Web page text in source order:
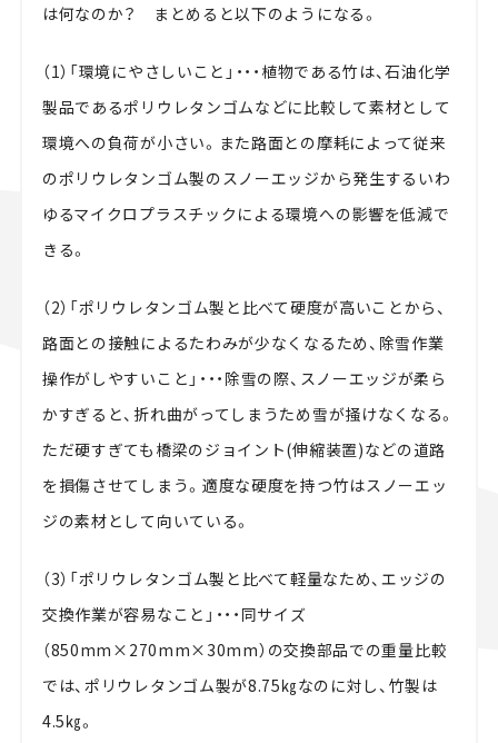
は何なのか？ まとめると以下のようになる。
（1）「環境にやさしいこと」・・・植物である竹は、石油化学
製品であるポリウレタンゴムなどに比較して素材として
環境への負荷が小さい。また路面との摩耗によって従来
のポリウレタンゴム製のスノーエッジから発生するいわ
ゆるマイクロプラスチックによる環境への影響を低減で
きる。
（2）「ポリウレタンゴム製と比べて硬度が高いことから、
路面との接触によるたわみが少なくなるため、除雪作業
操作がしやすいこと」・・・除雪の際、スノーエッジが柔ら
かすぎると、折れ曲がってしまうため雪が掻けなくなる。
ただ硬すぎても橋梁のジョイント(伸縮装置)などの道路
を損傷させてしまう。適度な硬度を持つ竹はスノーエッ
ジの素材として向いている。
（3）「ポリウレタンゴム製と比べて軽量なため、エッジの
交換作業が容易なこと」・・・同サイズ
（850mm×270mm×30mm）の交換部品での重量比較
では、ポリウレタンゴム製が8.75㎏なのに対し、竹製は
4.5㎏。